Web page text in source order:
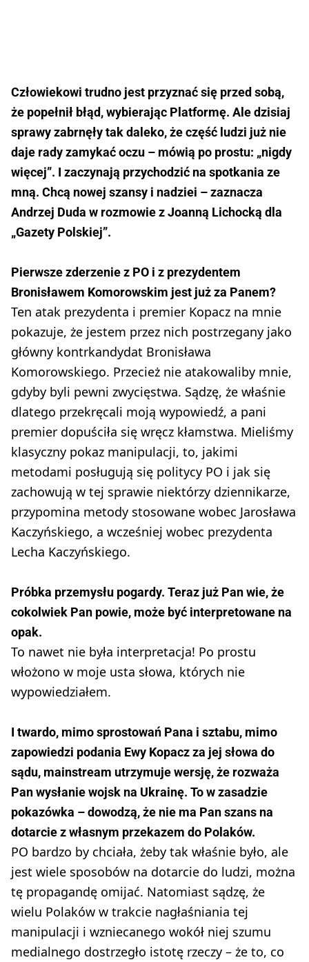
Człowiekowi trudno jest przyznać się przed sobą,
że popełnił błąd, wybierając Platformę. Ale dzisiaj
sprawy zabrnęły tak daleko, że część ludzi już nie
daje rady zamykać oczu – mówią po prostu: „nigdy
więcej”. I zaczynają przychodzić na spotkania ze
mną. Chcą nowej szansy i nadziei – zaznacza
Andrzej Duda w rozmowie z Joanną Lichocką dla
„Gazety Polskiej”.
Pierwsze zderzenie z PO i z prezydentem
Bronisławem Komorowskim jest już za Panem?
Ten atak prezydenta i premier Kopacz na mnie
pokazuje, że jestem przez nich postrzegany jako
główny kontrkandydat Bronisława
Komorowskiego. Przecież nie atakowaliby mnie,
gdyby byli pewni zwycięstwa. Sądzę, że właśnie
dlatego przekręcali moją wypowiedź, a pani
premier dopuściła się wręcz kłamstwa. Mieliśmy
klasyczny pokaz manipulacji, to, jakimi
metodami posługują się politycy PO i jak się
zachowują w tej sprawie niektórzy dziennikarze,
przypomina metody stosowane wobec Jarosława
Kaczyńskiego, a wcześniej wobec prezydenta
Lecha Kaczyńskiego.
Próbka przemysłu pogardy. Teraz już Pan wie, że
cokolwiek Pan powie, może być interpretowane na
opak.
To nawet nie była interpretacja! Po prostu
włożono w moje usta słowa, których nie
wypowiedziałem.
I twardo, mimo sprostowań Pana i sztabu, mimo
zapowiedzi podania Ewy Kopacz za jej słowa do
sądu, mainstream utrzymuje wersję, że rozważa
Pan wysłanie wojsk na Ukrainę. To w zasadzie
pokazówka – dowodzą, że nie ma Pan szans na
dotarcie z własnym przekazem do Polaków.
PO bardzo by chciała, żeby tak właśnie było, ale
jest wiele sposobów na dotarcie do ludzi, można
tę propagandę omijać. Natomiast sądzę, że
wielu Polaków w trakcie nagłaśniania tej
manipulacji i wzniecanego wokół niej szumu
medialnego dostrzegło istotę rzeczy – że to, co